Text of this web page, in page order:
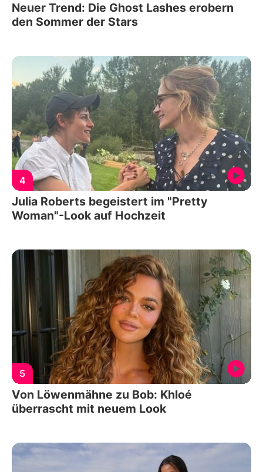
Neuer Trend: Die Ghost Lashes erobern
den Sommer der Stars
4
Julia Roberts begeistert im "Pretty
Woman"-Look auf Hochzeit
5
Von Löwenmähne zu Bob: Khloé
überrascht mit neuem Look